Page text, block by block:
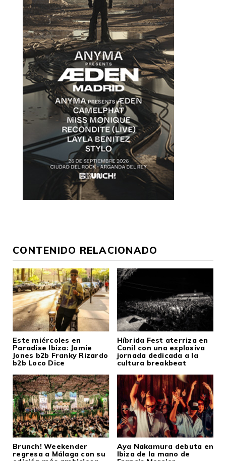
CONTENIDO RELACIONADO
Este miércoles en
Paradise Ibiza: Jamie
Jones b2b Franky Rizardo
b2b Loco Dice
Híbrida Fest aterriza en
Conil con una explosiva
jornada dedicada a la
cultura breakbeat
Brunch! Weekender
regresa a Málaga con su
Aya Nakamura debuta en
Ibiza de la mano de